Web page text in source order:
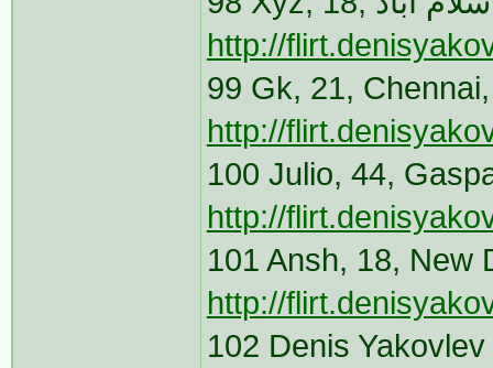
http://
99 Gk, 21,
http://
100 Julio, 44,
http://
101 Ansh, 18, New
http://
102 Denis Yakovlev